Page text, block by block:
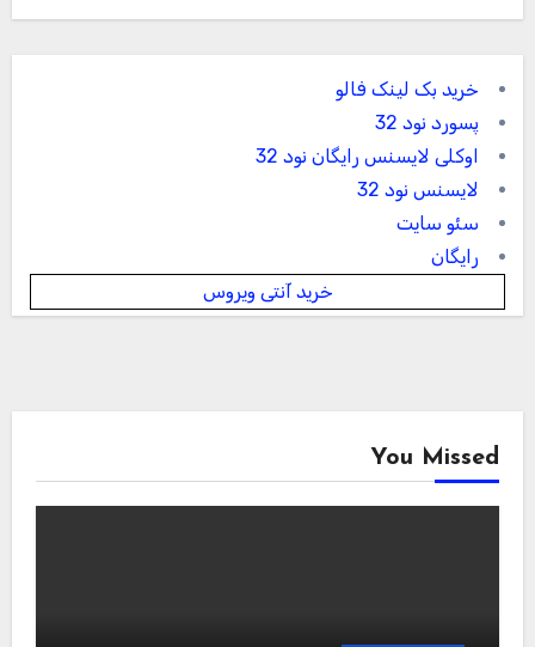
خرید بک لینک فالو
پسورد نود 32
اوکلی لایسنس رایگان نود 32
لایسنس نود 32
سئو سایت
رایگان
خرید آنتی ویروس
You Missed